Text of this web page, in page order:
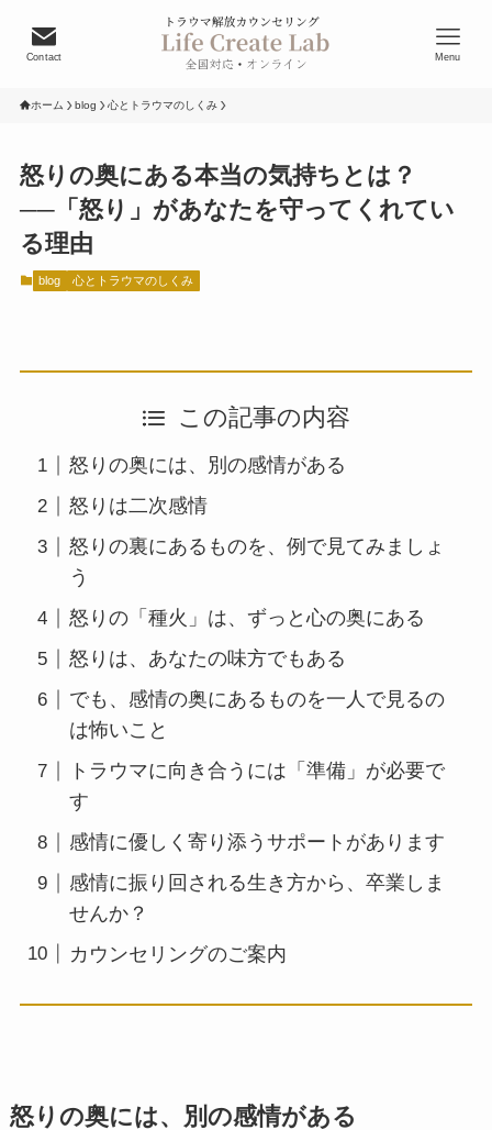
Contact Menu
ホーム blog 心とトラウマのしくみ
怒りの奥にある本当の気持ちとは？
──「怒り」があなたを守ってくれてい
る理由
blog 心とトラウマのしくみ
この記事の内容
怒りの奥には、別の感情がある
怒りは二次感情
怒りの裏にあるものを、例で見てみましょ
う
怒りの「種火」は、ずっと心の奥にある
怒りは、あなたの味方でもある
でも、感情の奥にあるものを一人で見るの
は怖いこと
トラウマに向き合うには「準備」が必要で
す
感情に優しく寄り添うサポートがあります
感情に振り回される生き方から、卒業しま
せんか？
カウンセリングのご案内
怒りの奥には、別の感情がある